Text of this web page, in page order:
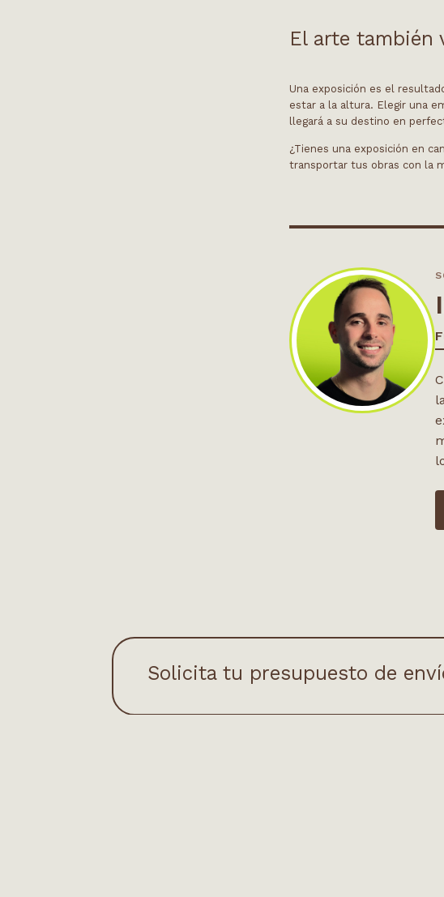
El arte también
Una exposición es el
estar a la altura. Elegir una
llegará a su destino en
¿Tienes una exposición en
transportar tus obras con la
Solicita tu presupuesto de